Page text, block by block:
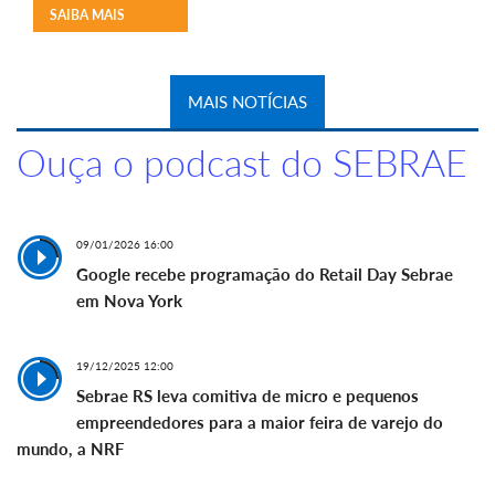
SAIBA MAIS
MAIS NOTÍCIAS
Ouça o podcast do SEBRAE
09/01/2026 16:00
Google recebe programação do Retail Day Sebrae
em Nova York
19/12/2025 12:00
Sebrae RS leva comitiva de micro e pequenos
empreendedores para a maior feira de varejo do
mundo, a NRF